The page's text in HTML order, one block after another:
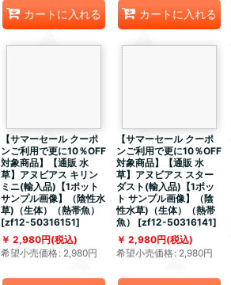
カートに入れる カートに入れる
【サマーセール クーポ
ンご利用で更に10％OFF
対象商品】【通販 水
草】アヌビアス キリン
ミニ(輸入品)【1ポット
サンプル画像】（陰性水
草)（生体）（熱帯魚）
[zf12-50316151]
2,980円(税込)
希望小売価格: 2,980円
【サマーセール クーポ
ンご利用で更に10％OFF
対象商品】【通販 水
草】アヌビアス スター
ダスト(輸入品)【1ポッ
ト サンプル画像】（陰
性水草)（生体）（熱帯
魚）
[zf12-50316141]
2,980円(税込)
希望小売価格: 2,980円